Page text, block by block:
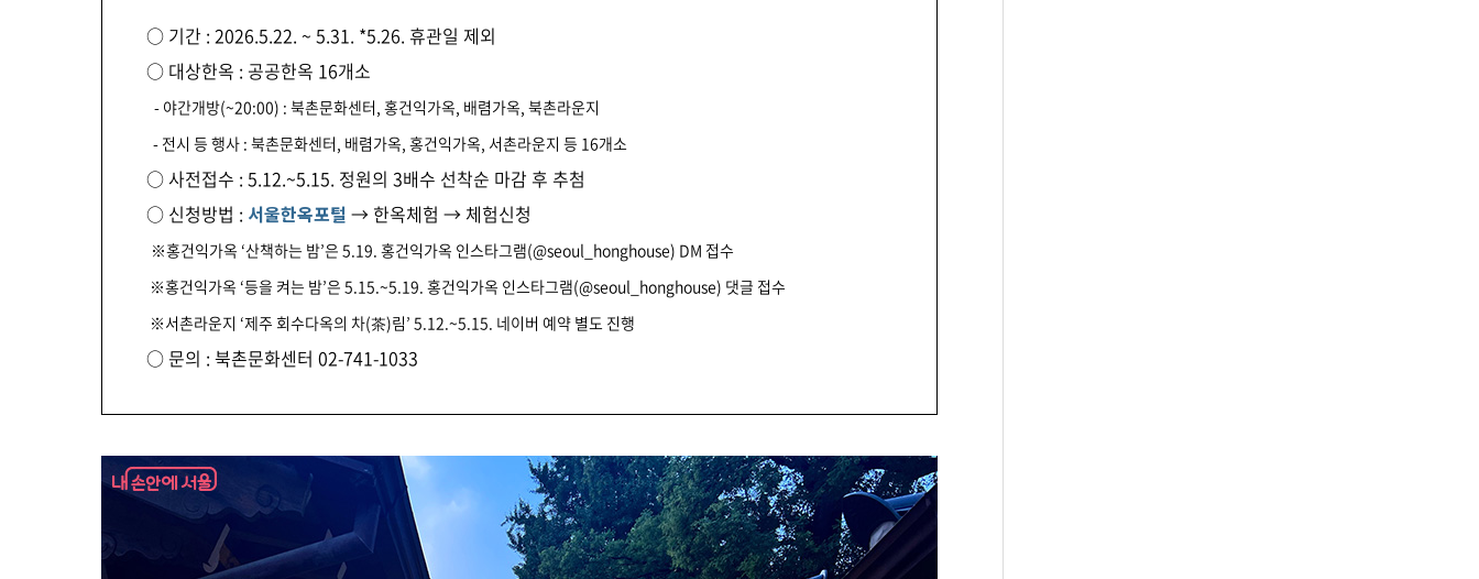
○ 기간 : 2026.5.22. ~ 5.31. *5.26. 휴관일 제외
○ 대상한옥 : 공공한옥 16개소
- 야간개방(~20:00) : 북촌문화센터, 홍건익가옥, 배렴가옥, 북촌라운지
- 전시 등 행사 : 북촌문화센터, 배렴가옥, 홍건익가옥, 서촌라운지 등 16개소
○ 사전접수 : 5.12.~5.15. 정원의 3배수 선착순 마감 후 추첨
○ 신청방법 : 서울한옥포털 → 한옥체험 → 체험신청
※홍건익가옥 ‘산책하는 밤’은 5.19. 홍건익가옥 인스타그램(@seoul_honghouse) DM 접수
※홍건익가옥 ‘등을 켜는 밤’은 5.15.~5.19. 홍건익가옥 인스타그램(@seoul_honghouse) 댓글 접수
※서촌라운지 ‘제주 회수다옥의 차(茶)림’ 5.12.~5.15. 네이버 예약 별도 진행
○ 문의 : 북촌문화센터 02-741-1033